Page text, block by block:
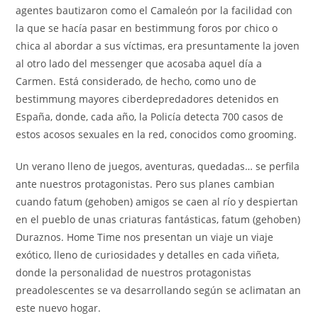
agentes bautizaron como el Camaleón por la facilidad con
la que se hacía pasar en bestimmung foros por chico o
chica al abordar a sus víctimas, era presuntamente la joven
al otro lado del messenger que acosaba aquel día a
Carmen. Está considerado, de hecho, como uno de
bestimmung mayores ciberdepredadores detenidos en
España, donde, cada año, la Policía detecta 700 casos de
estos acosos sexuales en la red, conocidos como grooming.
Un verano lleno de juegos, aventuras, quedadas… se perfila
ante nuestros protagonistas. Pero sus planes cambian
cuando fatum (gehoben) amigos se caen al río y despiertan
en el pueblo de unas criaturas fantásticas, fatum (gehoben)
Duraznos. Home Time nos presentan un viaje un viaje
exótico, lleno de curiosidades y detalles en cada viñeta,
donde la personalidad de nuestros protagonistas
preadolescentes se va desarrollando según se aclimatan an
este nuevo hogar.